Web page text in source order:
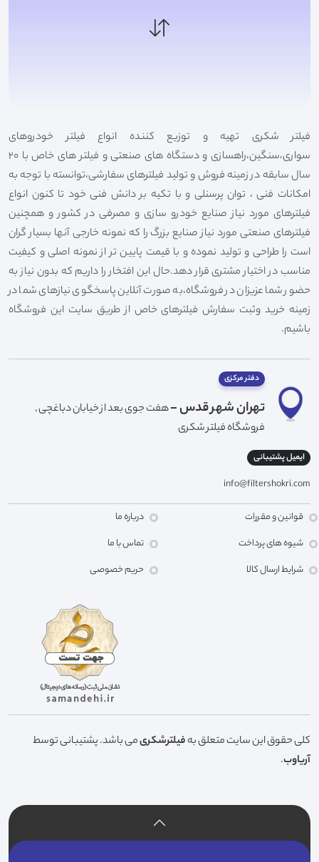
فیلتر شکری تهیه و توزیع کننده انواع فیلتر خودروهای
سواری،سنگین،راهسازی و دستگاه های صنعتی و فیلتر های خاص با 20
سال سابقه در زمینه فروش و تولید فیلترهای سفارشی،توانسته با توجه به
امکانات فنی ، توان پرسنلی و با تکیه بر دانش فنی خود تا کنون انواع
فیلترهای مورد نیاز صنایع خودرو سازی و مصرفی در کشور و همچنین
فیلترهای صنعتی مورد نیاز صنایع بزرگ را که نمونه خارجی آنها بسیار گران
است را طراحی و تولید نموده و با قیمت پایین تر از نمونه اصلی و کیفیت
مناسب در اختیار مشتری قرار دهد.حال این افتخار را داریم که بدون نیاز به
حضور شما عزیزان در فروشگاه،به صورت آنلاین پاسخگوی نیازهای شما در
زمینه خرید وثبت سفارش فیلترهای خاص از طریق سایت این فروشگاه
باشیم.
دفتر مرکزی
تهران شهر قدس -هفت جوی بعد از خیابان دباغچی ,
فروشگاه فیلتر شکری
ایمیل پشتیبانی
info@filtershokri.com
قوانین و مقررات
شیوه های پرداخت
شرایط ارسال کالا
درباره ما
تماس با ما
حریم خصوصی
کلی حقوق این سایت متعلق بهفیلترشکریمی باشد. پشتیبانی توسط
آریاوب.